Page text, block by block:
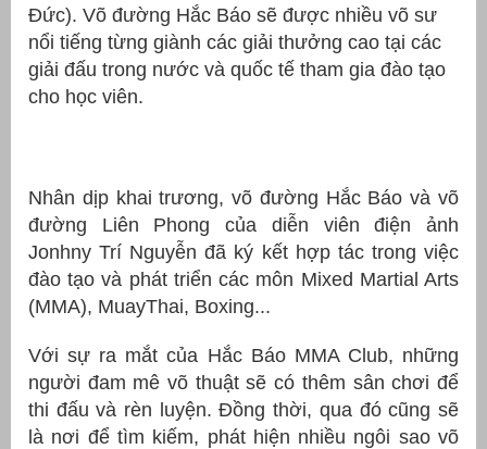
Đức). Võ đường Hắc Báo sẽ được nhiều võ sư
nổi tiếng từng giành các giải thưởng cao tại các
giải đấu trong nước và quốc tế tham gia đào tạo
cho học viên.
Nhân dịp khai trương, võ đường Hắc Báo và võ
đường Liên Phong của diễn viên điện ảnh
Jonhny Trí Nguyễn đã ký kết hợp tác trong việc
đào tạo và phát triển các môn Mixed Martial Arts
(MMA), MuayThai, Boxing...
Với sự ra mắt của Hắc Báo MMA Club, những
người đam mê võ thuật sẽ có thêm sân chơi để
thi đấu và rèn luyện. Đồng thời, qua đó cũng sẽ
là nơi để tìm kiếm, phát hiện nhiều ngôi sao võ